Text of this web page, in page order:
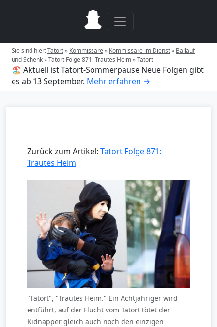
Sie sind hier:Tatort» Kommissare» Kommissare im Dienst» Ballauf
und Schenk»Tatort Folge 871: Trautes Heim»Tatort
🏖️ Aktuell ist Tatort-Sommerpause Neue Folgen gibt
es ab 13 September. Mehr erfahren →
Zurück zum Artikel: Tatort Folge 871:
Trautes Heim
"Tatort", "Trautes Heim." Ein Achtjähriger wird
entführt, auf der Flucht vom Tatort tötet der
Kidnapper gleich auch noch den einzigen